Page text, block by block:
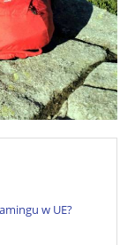
w UE?